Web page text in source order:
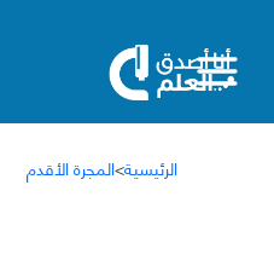
الرئيسية>المجرة الأقدم